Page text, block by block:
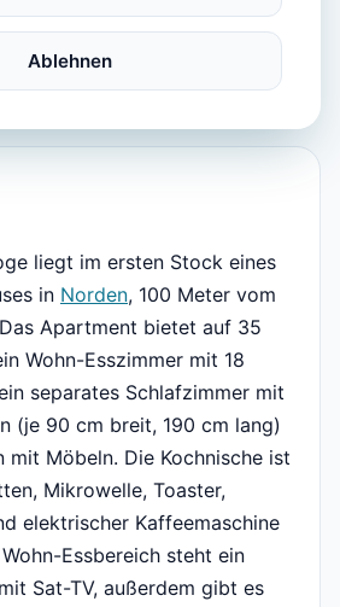
Segeln Strand
Direkt am Wasser
liegt im ersten Stock eines
in Norden, 100 Meter vom
Apartment bietet auf 35
Wohn-Esszimmer mit 18
separates Schlafzimmer mit
(je 90 cm breit, 190 cm lang)
mit Möbeln. Die Kochnische ist
Mikrowelle, Toaster,
elektrischer Kaffeemaschine
Essbereich steht ein
Sat-TV, außerdem gibt es
Ablehnen